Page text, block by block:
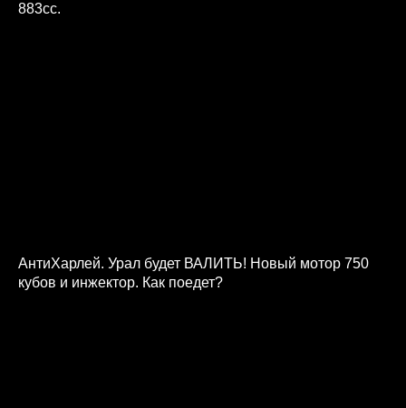
883cc.
АнтиХарлей. Урал будет ВАЛИТЬ! Новый мотор 750
кубов и инжектор. Как поедет?